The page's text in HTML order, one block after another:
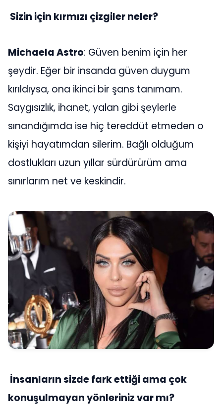
Sizin için kırmızı çizgiler neler?
Michaela Astro: Güven benim için her
şeydir. Eğer bir insanda güven duygum
kırıldıysa, ona ikinci bir şans tanımam.
Saygısızlık, ihanet, yalan gibi şeylerle
sınandığımda ise hiç tereddüt etmeden o
kişiyi hayatımdan silerim. Bağlı olduğum
dostlukları uzun yıllar sürdürürüm ama
sınırlarım net ve keskindir.
İnsanların sizde fark ettiği ama çok
konuşulmayan yönleriniz var mı?